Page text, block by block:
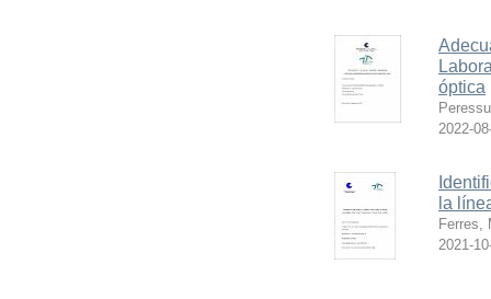
óptica
2022-
la
Ferres,
2021-